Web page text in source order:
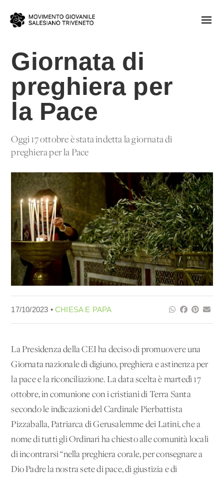
Giornata di
preghiera per
la Pace
Oggi 17 ottobre è stata indetta la giornata di
preghiera per la Pace
17/10/2023 •CHIESA E PAPA
La Presidenza della CEI ha deciso di promuovere una
Giornata nazionale di digiuno, preghiera e astinenza per
la pace e la riconciliazione. La data scelta è martedì 17
ottobre, in comunione con i cristiani di Terra Santa
secondo le indicazioni del Cardinale Pierbattista
Pizzaballa, Patriarca di Gerusalemme dei Latini, che a
nome di tutti gli Ordinari ha chiesto alle comunità locali
di incontrarsi “nella preghiera corale, per consegnare a
Dio Padre la nostra sete di pace, di giustizia e di